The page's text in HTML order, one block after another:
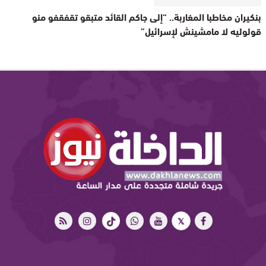
بنكيران مخاطبا المغاربة.. “إلى جاكم القائد متبقو تقفقفو منو
قولوليه لا مامشينش لإسرائيل”